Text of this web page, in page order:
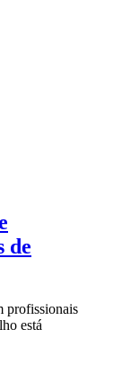
de
profissionais
está